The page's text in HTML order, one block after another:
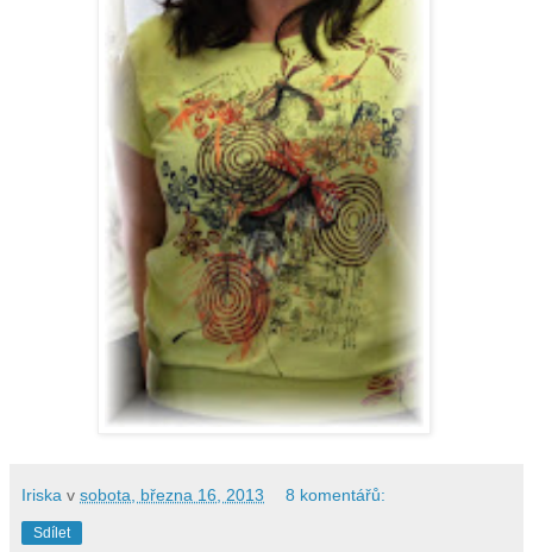
Iriska v sobota, března 16, 2013 8 komentářů:
Sdílet